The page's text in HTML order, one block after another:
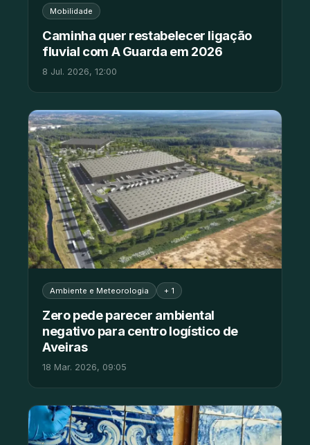
Mobilidade
Caminha quer restabelecer ligação
fluvial com A Guarda em 2026
8 Jul. 2026, 12:00
Ambiente e Meteorologia + 1
Zero pede parecer ambiental
negativo para centro logístico de
Aveiras
18 Mar. 2026, 09:05